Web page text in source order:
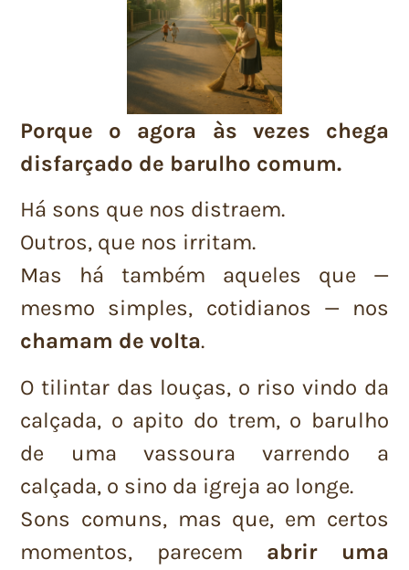
Porque o agora às vezes chega
disfarçado de barulho comum.
Há sons que nos distraem.
Outros, que nos irritam.
Mas há também aqueles que —
mesmo simples, cotidianos — nos
chamam de volta.
O tilintar das louças, o riso vindo da
calçada, o apito do trem, o barulho
de uma vassoura varrendo a
calçada, o sino da igreja ao longe.
Sons comuns, mas que, em certos
momentos, parecem abrir uma